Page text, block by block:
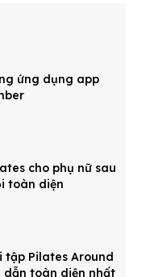
ứng dụng app
cho phụ nữ sau
toàn diện
tập Pilates Around
dẫn toàn diện nhất